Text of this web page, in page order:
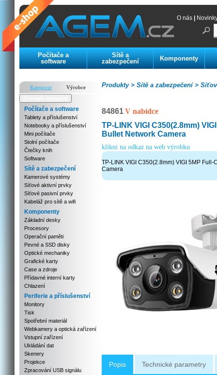
O nás
Počítače a
software
Sítě a
zabezpečení
Komponenty
Kategorie
Výrobce
Počítače a software
Tablety a příslušenství
Notebooky a příslušenství
Mini počítače
Stolní počítače
Čtečky knih
Software
Sítě a zabezpečení
Kamerové systémy
Síťové aktivní prvky
Síťové pasivní prvky
Kabeláž pro sítě a wifi
Komponenty
Základní desky
Procesory
Operační paměti
Pevné a SSD disky
Optické mechaniky
Grafické karty
Case a zdroje
Přídavné interní karty
Chlazení
Periferie a příslušenství
Monitory
Tisk
Spotřební materiál
Webkamery a optická zařízení
Vstupní zařízení
Ukládání dat
Skenery
Projekce
Zpracování USB signálu
Sítě a zabezpečení >
Produkty >
84861V nabídce
TP-LINK VIGI C350(2.8mm)
Bullet Network Camera
klikni na odkaz na web výrobku
TP-LINK VIGI C350(2.8mm) VIGI 5MP Full-
Camera
Popis Technické parametry